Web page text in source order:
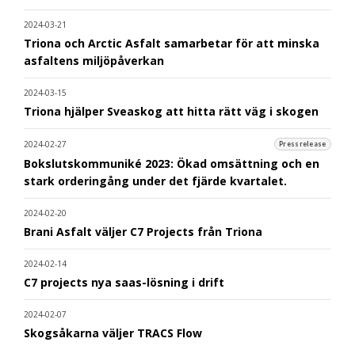
2024-03-21
Triona och Arctic Asfalt samarbetar för att minska
asfaltens miljöpåverkan
2024-03-15
Triona hjälper Sveaskog att hitta rätt väg i skogen
2024-02-27 Pressrelease
Bokslutskommuniké 2023: Ökad omsättning och en
stark orderingång under det fjärde kvartalet.
2024-02-20
Brani Asfalt väljer C7 Projects från Triona
2024-02-14
C7 projects nya saas-lösning i drift
2024-02-07
Skogsåkarna väljer TRACS Flow